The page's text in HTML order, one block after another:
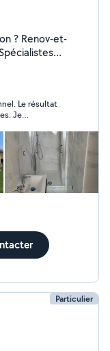
? Renov-et-
en
sols et murs
étape de
Le résultat
Je
Particulier